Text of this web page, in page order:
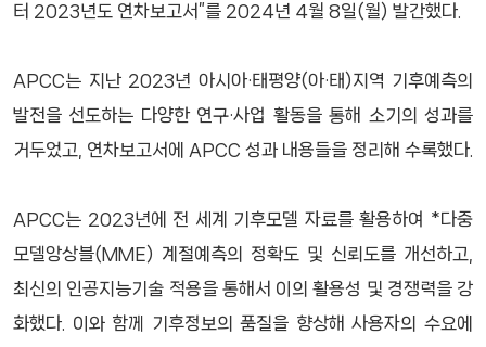
터 2023년도 연차보고서”를 2024년 4월 8일(월) 발간했다.
APCC는 지난 2023년 아시아·태평양(아·태)지역 기후예측의
발전을 선도하는 다양한 연구·사업 활동을 통해 소기의 성과를
거두었고, 연차보고서에 APCC 성과 내용들을 정리해 수록했다.
APCC는 2023년에 전 세계 기후모델 자료를 활용하여 *다중
모델앙상블(MME) 계절예측의 정확도 및 신뢰도를 개선하고,
최신의 인공지능기술 적용을 통해서 이의 활용성 및 경쟁력을 강
화했다. 이와 함께 기후정보의 품질을 향상해 사용자의 수요에